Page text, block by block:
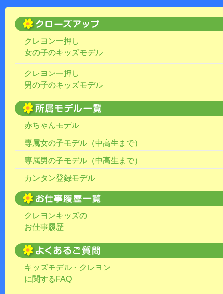
クレヨン一押し
女の子のキッズモデル
クレヨン一押し
男の子のキッズモデル
赤ちゃんモデル
専属女の子モデル（中高生まで）
専属男の子モデル（中高生まで）
カンタン登録モデル
クレヨンキッズの
お仕事履歴
キッズモデル・クレヨン
に関するFAQ